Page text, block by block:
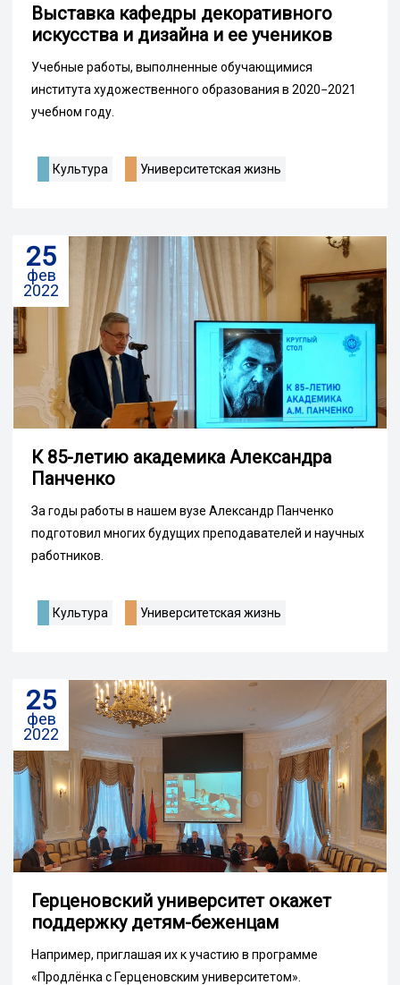
Выставка кафедры декоративного
искусства и дизайна и ее учеников
Учебные работы, выполненные обучающимися
института художественного образования в 2020−2021
учебном году.
Культура Университетская жизнь
25
фев
2022
К 85-летию академика Александра
Панченко
За годы работы в нашем вузе Александр Панченко
подготовил многих будущих преподавателей и научных
работников.
Культура Университетская жизнь
25
фев
2022
Герценовский университет окажет
поддержку детям-беженцам
Например, приглашая их к участию в программе
«Продлёнка с Герценовским университетом».